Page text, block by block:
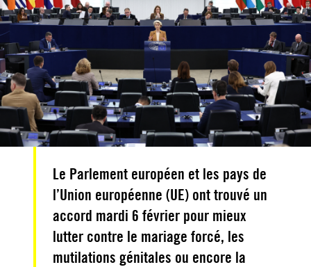
Le Parlement européen et les pays de
l’Union européenne (UE) ont trouvé un
accord mardi 6 février pour mieux
lutter contre le mariage forcé, les
mutilations génitales ou encore la